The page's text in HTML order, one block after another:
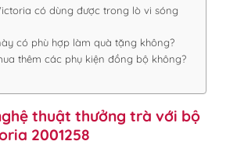
có dùng được trong lò vi sóng
có phù hợp làm quà tặng không?
thêm các phụ kiện đồng bộ không?
thuật thưởng trà với bộ
2001258